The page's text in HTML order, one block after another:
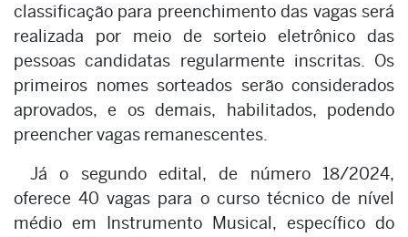
classificação para preenchimento das vagas será
realizada por meio de sorteio eletrônico das
pessoas candidatas regularmente inscritas. Os
primeiros nomes sorteados serão considerados
aprovados, e os demais, habilitados, podendo
preencher vagas remanescentes.
Já o segundo edital, de número 18/2024,
oferece 40 vagas para o curso técnico de nível
médio em Instrumento Musical, específico do